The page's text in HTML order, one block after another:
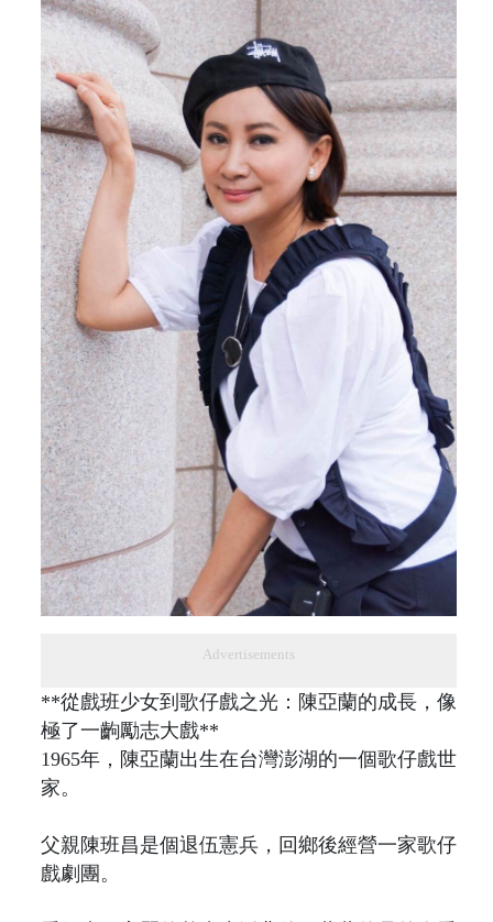
Advertisements
**從戲班少女到歌仔戲之光：陳亞蘭的成長，像
極了一齣勵志大戲**
1965年，陳亞蘭出生在台灣澎湖的一個歌仔戲世
家。
父親陳班昌是個退伍憲兵，回鄉後經營一家歌仔
戲劇團。